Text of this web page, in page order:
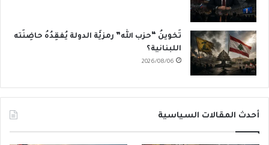
تَخوينُ “حزب الله” رمزيَّة الدولة يُفقِدُهُ حاضِنَته
اللبنانية؟
2026/08/06
أحدث المقالات السياسية